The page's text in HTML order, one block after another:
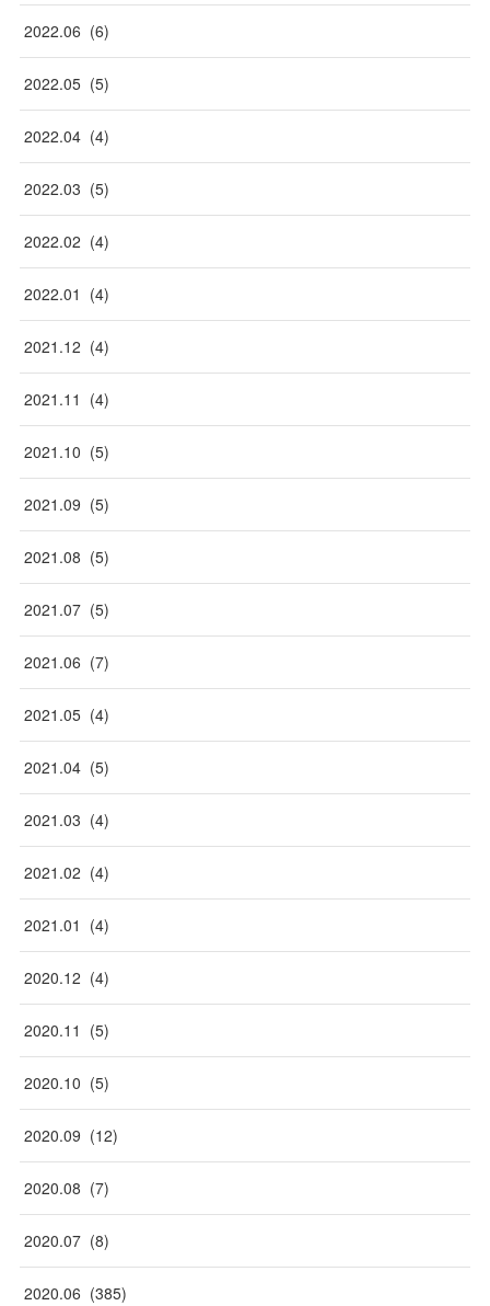
2022.06 (6)
2022.05 (5)
2022.04 (4)
2022.03 (5)
2022.02 (4)
2022.01 (4)
2021 .12 (4)
2021 .11 (4)
2021 .10 (5)
2021 .09 (5)
2021 .08 (5)
2021 .07 (5)
2021 .06 (7)
2021 .05 (4)
2021 .04 (5)
2021 .03 (4)
2021 .02 (4)
2021 .01 (4)
2020.12 (4)
2020.11 (5)
2020.10 (5)
2020.09 (12)
2020.08 (7)
2020.07 (8)
2020.06 (385)